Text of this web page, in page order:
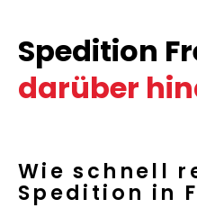
Spedition
darüber
Wie schnell
Spedition in